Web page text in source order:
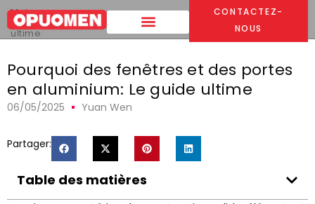
CONTACTEZ-
NOUS
Maison >
Pourquoi des fenêtres et des portes en aluminium: Le guide
ultime
Pourquoi des fenêtres et des portes
en aluminium: Le guide ultime
06/05/2025 Yuan Wen
Partager:
Table des matières